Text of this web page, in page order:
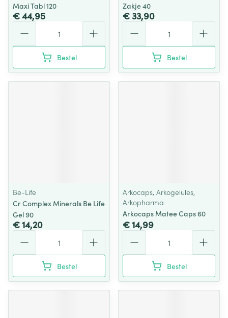
Maxi Tabl 120
€ 44,95
Bestel
Zakje 40
€ 33,90
Bestel
Be-Life
Cr Complex Minerals Be Life
Gel 90
€ 14,20
Bestel
Arkocaps, Arkogelules,
Arkopharma
Arkocaps Matee Caps 60
€ 14,99
Bestel